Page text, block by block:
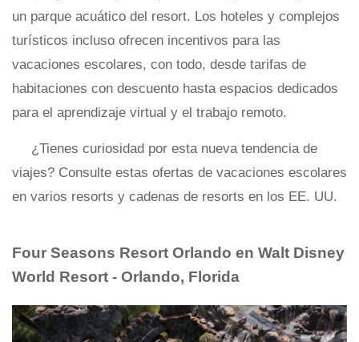
un parque acuático del resort. Los hoteles y complejos
turísticos incluso ofrecen incentivos para las
vacaciones escolares, con todo, desde tarifas de
habitaciones con descuento hasta espacios dedicados
para el aprendizaje virtual y el trabajo remoto.
¿Tienes curiosidad por esta nueva tendencia de
viajes? Consulte estas ofertas de vacaciones escolares
en varios resorts y cadenas de resorts en los EE. UU.
Four Seasons Resort Orlando en Walt Disney
World Resort - Orlando, Florida